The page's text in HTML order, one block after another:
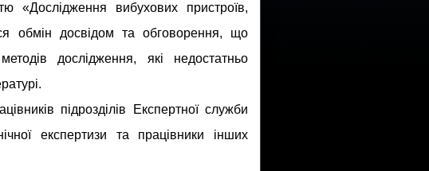
«Дослідження вибухових пристроїв,
обмін досвідом та обговорення, що
дослідження, які недостатньо
підрозділів Експертної служби
експертизи та працівники інших